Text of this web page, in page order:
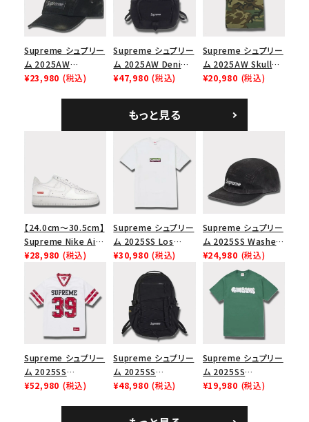
エスロゴ 6パネルキャ
ップ ブラック
Supreme シュプリー
ム 2025AW
Overdyed Camp
¥23,980 (税込)
Supreme シュプリー
ム 2025AW Denim
Backpack デニム バ
¥47,980 (税込)
Supreme シュプリー
ム 2025AW Skull
Tee スカル Tシャ
¥20,980 (税込)
もっと見る
【24.0cm～30.5cm】
Supreme Nike Air
Force 1 Low シュプ
ース１スニーカー シ
ューズ ホワイト
¥28,980 (税込)
Supreme シュプリー
ム 2025SS Los
Angeles Fire Relief
Box Logo Tee ファ
イヤーリリーフボック
スロゴTシャツ ホワ
イト 白
¥30,980 (税込)
Supreme シュプリー
ム 2025SS Washed
Chino Twill Camp
Cap ウォッシュチノツ
イルキャンプキャップ
ブラック 黒
¥24,980 (税込)
Supreme シュプリー
ム 2025SS
Bandana Football
¥52,980 (税込)
Supreme シュプリー
ム 2025SS
Backpack バックパッ
¥48,980 (税込)
Supreme シュプリー
ム 2025SS
Homerun Tee ホー
¥19,980 (税込)